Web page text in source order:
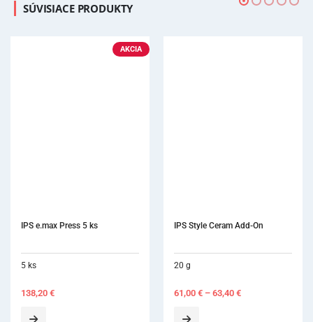
SÚVISIACE PRODUKTY
AKCIA
IPS e.max Press 5 ks
5 ks
138,20 €
IPS Style Ceram Add-On
20 g
61,00 € – 63,40 €